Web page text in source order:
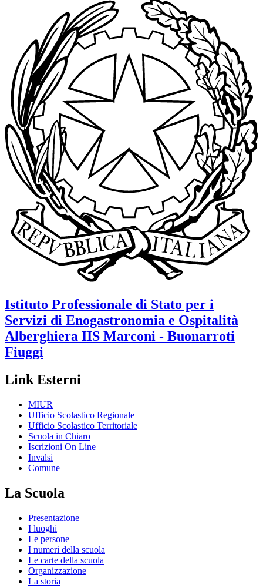
Istituto Professionale di Stato per i
Servizi di Enogastronomia e Ospitalità
Alberghiera IIS Marconi - Buonarroti
Fiuggi
Link Esterni
MIUR
Ufficio Scolastico Regionale
Ufficio Scolastico Territoriale
Scuola in Chiaro
Iscrizioni On Line
Invalsi
Comune
La Scuola
Presentazione
I luoghi
Le persone
I numeri della scuola
Le carte della scuola
Organizzazione
La storia